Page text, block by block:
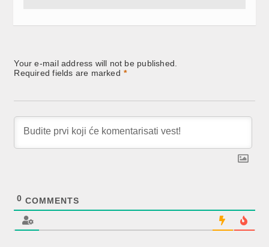
Your e-mail address will not be published.
Required fields are marked *
0 COMMENTS